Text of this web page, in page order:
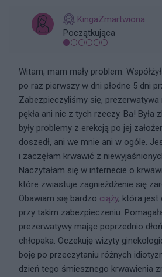
KingaZmartwiona
Początkująca
Witam, mam mały problem.
po raz pierwszy w dni płodne 5 dni
Zabezpieczyliśmy się, prezerwatywa
pękła ani nic z tych rzeczy. Ba! Była
były problemy z erekcją po jej
doszedł, ani we mnie ani w ogóle.
i zaczęłam krwawić z
Naczytałam się w internecie o
które zwiastuje zagnieżdżenie się
Obawiam się bardzo ciąży, która jest
przy takim zabezpieczeniu.
prezerwatywy mając poprzednio
chłopaka. Oczekuję wizyty
boję po przeczytaniu różnych
dzień tego śmiesznego krwawienia